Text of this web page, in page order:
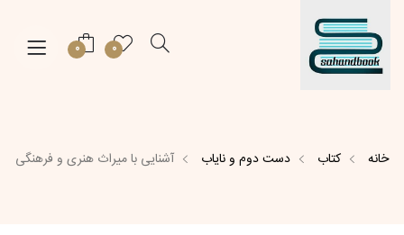
0
0
خانه کتاب دست دوم و نایاب آشنایی با میراث هنری و فرهنگی